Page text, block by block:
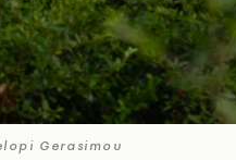
Gerasimou